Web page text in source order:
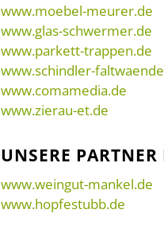
www.moebel-meurer.de
www.glas-schwermer.de
www.parkett-trappen.de
www.schindler-
www.comamedia.de
www.zierau-et.de
UNSERE
www.weingut-mankel.de
www.hopfestubb.de